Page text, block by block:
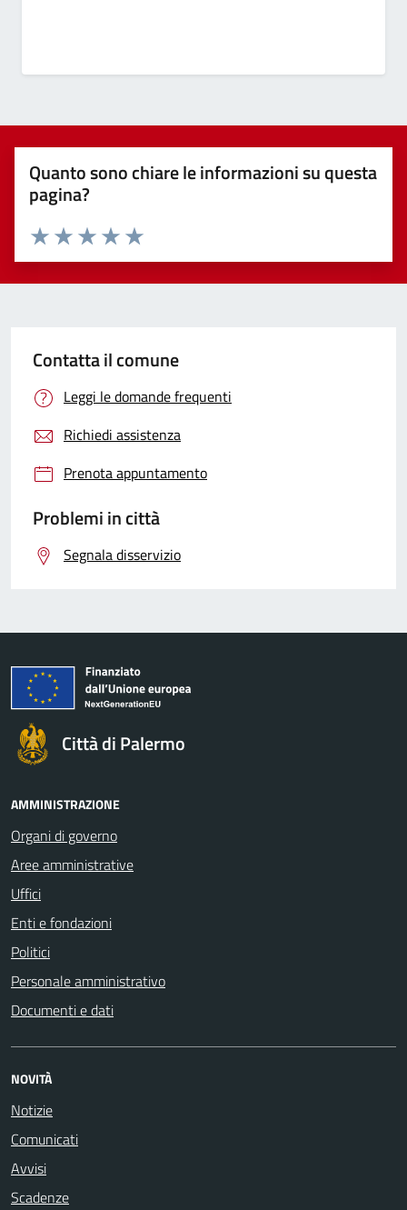
Quanto sono chiare le informazioni su questa
pagina?
Valuta 5 stelle su 5
Valuta 4 stelle su 5
Valuta 3 stelle su 5
Valuta 2 stelle su 5
Valuta 1 stelle su 5
Contatta il comune
Leggi le domande frequenti
Richiedi assistenza
Prenota appuntamento
Problemi in città
Segnala disservizio
Città di Palermo
AMMINISTRAZIONE
Organi di governo
Aree amministrative
Uffici
Enti e fondazioni
Politici
Personale amministrativo
Documenti e dati
NOVITÀ
Notizie
Comunicati
Avvisi
Scadenze